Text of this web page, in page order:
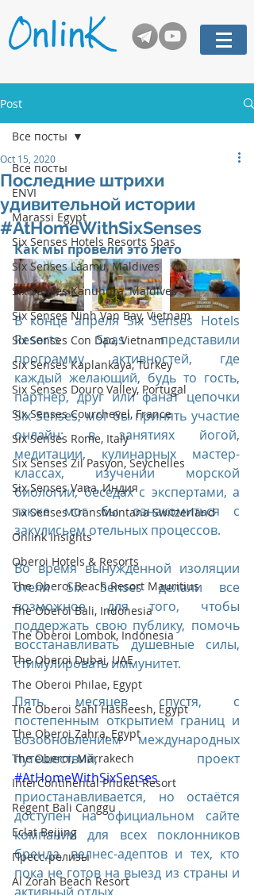
Post
Все посты
ENVI
Marassi Egypt
Six Senses Hotels Resorts Spas
Six Senses Laamu, Maldives
Six Senses Kanuhura, Maldives
Six Senses Ninh Van Bay, Vietnam
Six Senses Con Dao, Vietnam
Six Senses Kaplankaya, Turkey
Six Senses Douro Valley, Portugal
Six Senses Courchevel, France
Six Senses Rome, Italy
Six Senses Zil Pasyon, Seychelles
Six Senses Vana, Индия
Six Senses CransMontana Switzerland
Onlink Insights
Oberoi Hotels & Resorts
The Oberoi Beach Resort Mauritius
The Oberoi Bali, Indonesia
The Oberoi Lombok, Indonesia
The Oberoi Dubai, UAE
The Oberoi Philae, Egypt
The Oberoi Sahl Hasheesh, Egypt
The Oberoi Zahra, Egypt
The Oberoi, Marrakech
InterContinental Phuket Resort
Regent Bali Canggu
Eclat Beijing
Пресс-релизы
Al Zorah Beach Resort
Все посты
Последние штрихи
удивительной истории
#AtHomeWithSixSenses
Oct 15, 2020
Как мы провели это лето
В конце апреля Six Senses Hotels
Resorts Spas представили
программу активностей, где
каждый желающий, будь то гость,
партнёр, друг или фанат цепочки
Six Senses, мог бы принять участие
онлайн: в занятиях йогой,
медитации, кулинарных мастер-
классах, изучении морской
биологии, беседах с экспертами, а
также мог бы ознакомиться с
закулисьем отельных процессов.
Во время вынужденной изоляции
отели Six Senses делали все
возможное для того, чтобы
поддержать свою публику, помочь
восстанавливать душевные силы,
стимулировать иммунитет.
Пять месяцев спустя, с
постепенным открытием границ и
возобновлением международных
путешествий, проект
#AtHomeWithSixSenses
приостанавливается, но остаётся
доступен на официальном сайте
компании для всех поклонников
бренда, велнес-адептов и тех, кто
пока не готов на выезд из страны и